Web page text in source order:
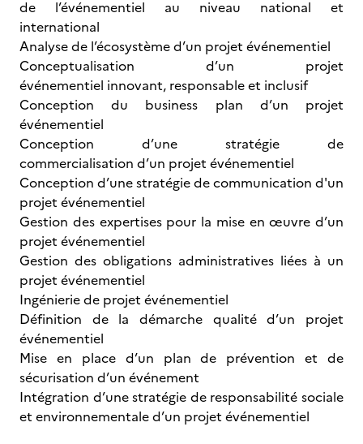
de l’événementiel au niveau national et
international
Analyse de l’écosystème d’un projet événementiel
Conceptualisation d’un projet
événementiel innovant, responsable et inclusif
Conception du business plan d’un projet
événementiel
Conception d’une stratégie de
commercialisation d’un projet événementiel
Conception d’une stratégie de communication d'un
projet événementiel
Gestion des expertises pour la mise en œuvre d’un
projet événementiel
Gestion des obligations administratives liées à un
projet événementiel
Ingénierie de projet événementiel
Définition de la démarche qualité d’un projet
événementiel
Mise en place d’un plan de prévention et de
sécurisation d’un événement
Intégration d’une stratégie de responsabilité sociale
et environnementale d’un projet événementiel